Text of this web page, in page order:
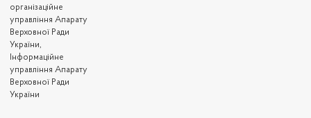
організаційне
управління Апарату
Верховної Ради
України,
Інформаційне
управління Апарату
Верховної Ради
України